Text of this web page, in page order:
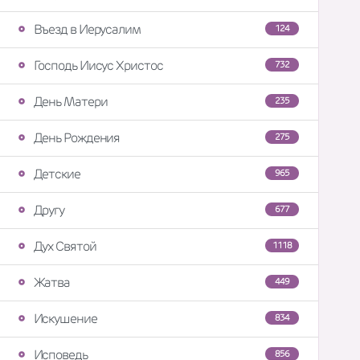
124
Въезд в Иерусалим
732
Господь Иисус Христос
235
День Матери
275
День Рождения
965
Детские
677
Другу
1118
Дух Святой
449
Жатва
834
Искушение
856
Исповедь